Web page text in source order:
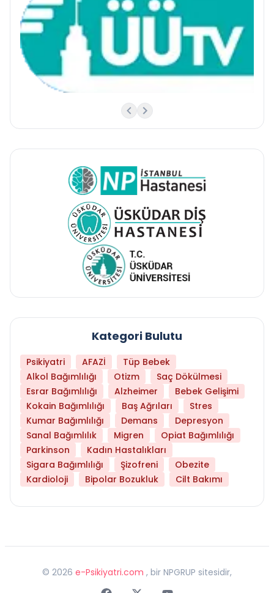
Kategori Bulutu
Psikiyatri AFAZİ
Tüp Bebek
Alkol Bağımlılığı
Otizm
Saç Dökülmesi
Esrar Bağımlılığı
Alzheimer
Bebek Gelişimi
Kokain Bağımlılığı
Baş Ağrıları
Stres
Kumar Bağımlılığı
Demans
Depresyon
Sanal Bağımlılık
Migren
Opiat Bağımlılığı
Parkinson
Kadın Hastalıkları
Sigara Bağımlılığı
Şizofreni
Obezite
Kardioloji
Bipolar Bozukluk Cilt Bakımı
© 2026 e-Psikiyatri.com , bir NPGRUP sitesidir,